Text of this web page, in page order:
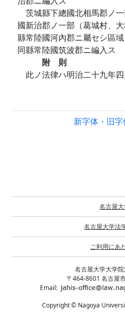
茨城縣下總國北相馬郡ノ
國新治郡ノ一部（葛城村、
縣常陸國河內郡ニ屬セシ區
同縣常陸國筑波郡ニ編入ス
附 則
此ノ法律ハ明治二十九年
新字体・旧
名古屋
名古屋大学法
ご利用にあ
名古屋大学大学
〒464-8601 名古屋
Email:
Copyright © Nagoya